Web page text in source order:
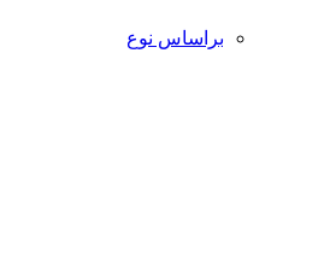
براساس نوع